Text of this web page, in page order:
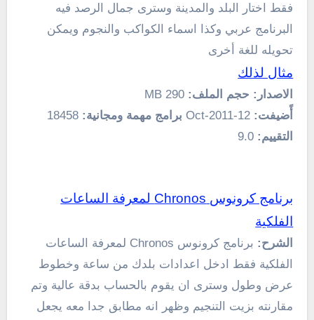
فقط اختار البلد والمدينة وسترى جمال الرصد فيه
البرنامج عربي وكذا اسماء الكواكب والنجوم ويمكن
تحويله للغة أخرى
مثال لذلك
الاصدار: حجم الملف:
أًضيفت:
برامج مهمة ومجانية:
التقييم:
برنامج كرونوس Chronos لمعرفة الساعات
الفلكية
الشرح:
برنامج كرونوس Chronos لمعرفة الساعات
الفلكية فقط ادخل اعدادات بلدك من ساعة وخطوط
عرض وطول وسترى ان يقوم بالحساب بدقة عالية وتم
مقارنته بزيت التنجيم وظهر انه مطابق جدا معه يجعل